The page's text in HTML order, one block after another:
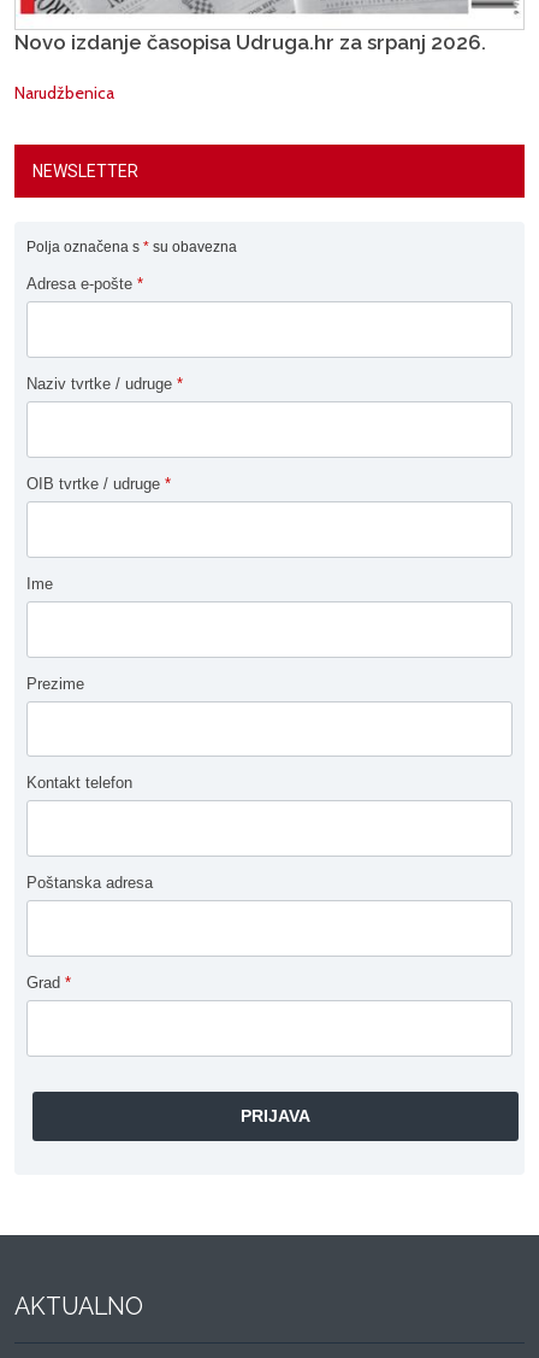
Novo izdanje časopisa Udruga.hr za srpanj 2026.
Narudžbenica
NEWSLETTER
Polja označena s * su obavezna
Adresa e-pošte *
Naziv tvrtke / udruge *
OIB tvrtke / udruge *
Ime
Prezime
Kontakt telefon
Poštanska adresa
Grad *
AKTUALNO